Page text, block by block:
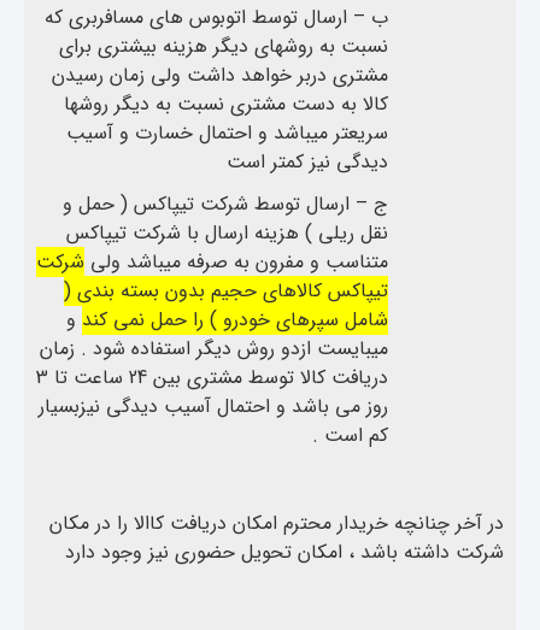
ب – ارسال توسط اتوبوس های مسافربری که
نسبت به روشهای دیگر هزینه بیشتری برای
مشتری دربر خواهد داشت ولی زمان رسیدن
کالا به دست مشتری نسبت به دیگر روشها
سریعتر میباشد و احتمال خسارت و آسیب
دیدگی نیز کمتر است
ج – ارسال توسط شرکت تیپاکس ( حمل و
نقل ریلی ) هزینه ارسال با شرکت تیپاکس
متناسب و مفرون به صرفه میباشد ولی شرکت
تیپاکس کالاهای حجیم بدون بسته بندی (
شامل سپرهای خودرو ) را حمل نمی کند و
میبایست ازدو روش دیگر استفاده شود . زمان
دریافت کالا توسط مشتری بین 24 ساعت تا 3
روز می باشد و احتمال آسیب دیدگی نیزبسیار
کم است .
در آخر چنانچه خریدار محترم امکان دریافت کاالا را در مکان
شرکت داشته باشد ، امکان تحویل حضوری نیز وجود دارد